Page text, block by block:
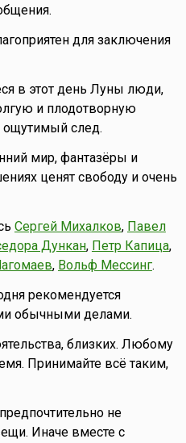
для заключения
в этот день Луны люди,
и плодотворную
ощутимый след.
мир, фантазёры и
ценят свободу и очень
Сергей Михалков, Павел
Дункан, Петр Капица,
, Вольф Мессинг.
рекомендуется
обычными делами.
близких. Любому
Принимайте всё таким,
не
Иначе вместе с